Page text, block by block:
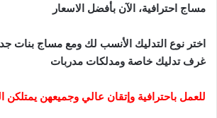
مساج احترافية، الآن بأفضل الاسعار
اختر نوع التدليك الأنسب لك ومع مساج بنات
غرف تدليك خاصة ومدلكات مدربات
للعمل باحترافية وإتقان عالي وجميعهن يمتلكن